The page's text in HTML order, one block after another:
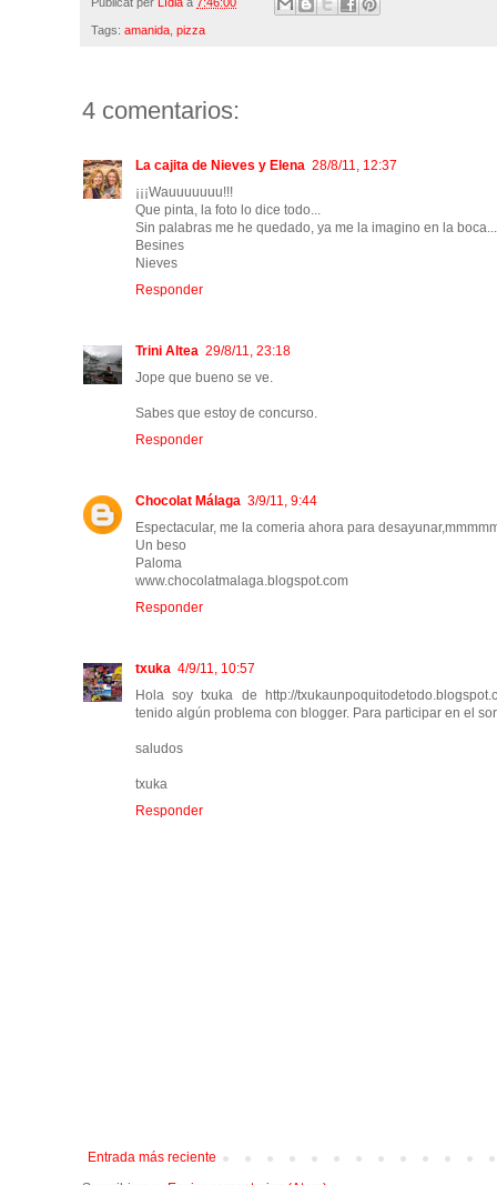
Tags: amanida pizza
4 comentarios:
La cajita de Nieves y Elena 28/8/11, 12:37
¡¡¡Wauuuuuuu!!!
Que pinta, la foto lo dice todo...
Sin palabras me he quedado, ya me la imagino en la
Besines
Nieves
Responder
Trini Altea 29/8/11, 23:18
Jope que bueno se ve.
Sabes que estoy de concurso.
Responder
Chocolat Málaga 3/9/11, 9:44
Espectacular, me la comeria ahora para
Un beso
Paloma
www.chocolatmalaga.blogspot.com
Responder
txuka 4/9/11, 10:57
Hola soy txuka de http://
tenido algún problema con blogger. Para participar en el
saludos
txuka
Responder
Entrada más reciente